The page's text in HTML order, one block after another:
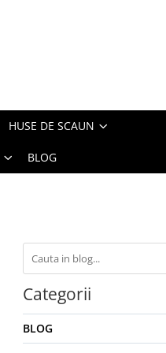
HUSE DE SCAUN
BLOG
Categorii
BLOG